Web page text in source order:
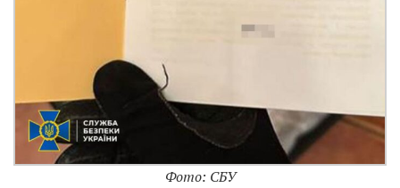
Фото: СБУ